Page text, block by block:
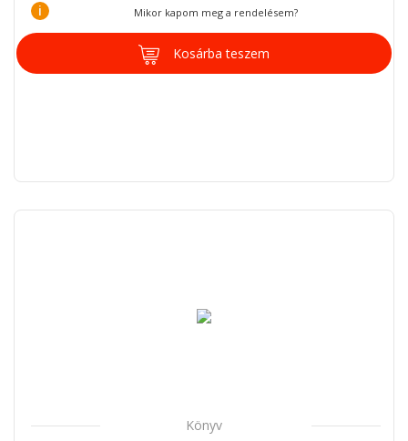
i Mikor kapom meg a rendelésem?
Kosárba teszem
Könyv